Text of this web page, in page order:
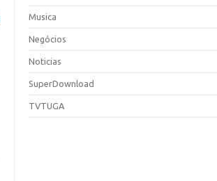
Musica
Negócios
Noticias
SuperDownload
TVTUGA